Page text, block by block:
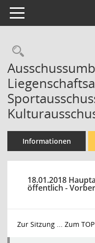
Toggle navigation
Informationen
18.01.2018
öffentlich -
Zur Sitzung ... Zum